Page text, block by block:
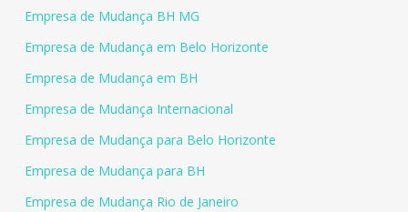
Empresa de Mudança BH MG
Empresa de Mudança em Belo Horizonte
Empresa de Mudança em BH
Empresa de Mudança Internacional
Empresa de Mudança para Belo Horizonte
Empresa de Mudança para BH
Empresa de Mudança Rio de Janeiro